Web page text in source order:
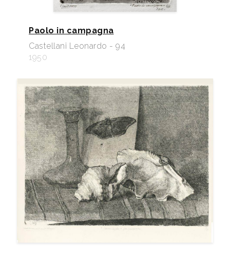
Paolo in campagna
Castellani Leonardo - 94
1950